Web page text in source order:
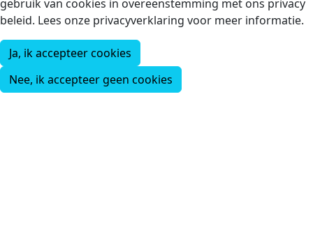
gebruik van cookies in overeenstemming met ons privacy
beleid. Lees onze privacyverklaring voor meer informatie.
Ja, ik accepteer cookies
Nee, ik accepteer geen cookies